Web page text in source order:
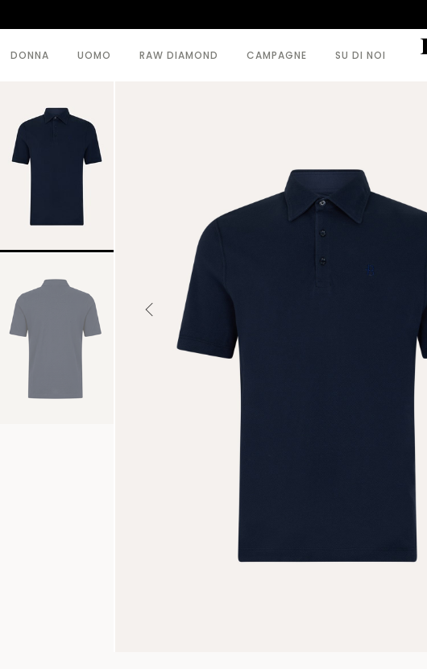
DONNA
CAPISPALLA
GONNE
MAGLIERIA
UOMO
MODA MARE
PANTALONI
TOPWEAR
RAW DIAMOND CAMPAGNE SU DI NOI